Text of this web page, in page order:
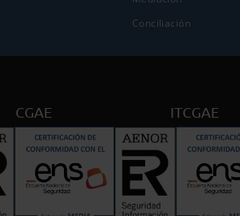
Conciliación
CGAE ITCGAE